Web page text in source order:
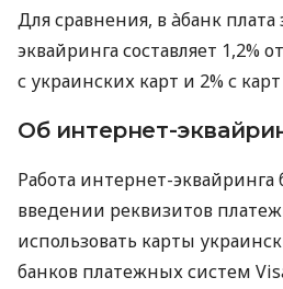
Для сравнения, в àбанк плата
эквайринга составляет 1,2%
с украинских карт и 2% с
Об интернет-
Работа интернет-эквайринга
введении реквизитов
использовать карты
банков платежных систем